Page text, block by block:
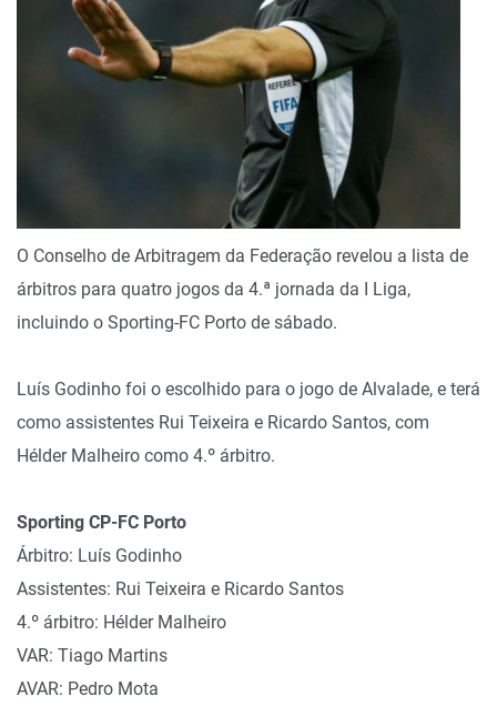
O Conselho de Arbitragem da Federação revelou a lista de
árbitros para quatro jogos da 4.ª jornada da I Liga,
incluindo o Sporting-FC Porto de sábado.
Luís Godinho foi o escolhido para o jogo de Alvalade, e terá
como assistentes Rui Teixeira e Ricardo Santos, com
Hélder Malheiro como 4.º árbitro.
Sporting CP-FC Porto
Árbitro: Luís Godinho
Assistentes: Rui Teixeira e Ricardo Santos
4.º árbitro: Hélder Malheiro
VAR: Tiago Martins
AVAR: Pedro Mota